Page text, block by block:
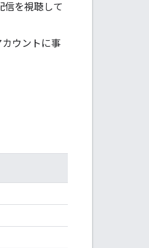
信を視聴して
ウントに事